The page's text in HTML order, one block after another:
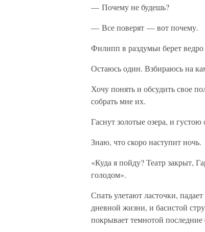
— Почему не будешь?
— Все поверят — вот почему.
Филипп в раздумьи берет
Остаюсь один. Взбираюсь на
Хочу понять и обсудить свое
собрать мне их.
Гаснут золотые озера, и
Знаю, что скоро наступит ночь.
«Куда я пойду? Театр закрыт,
голодом».
Спать улетают ласточки,
дневной жизни, и басистой
покрывает темнотой